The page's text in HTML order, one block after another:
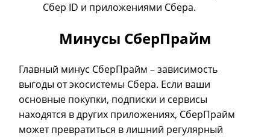
Сбер ID и приложениями Сбера.
Минусы СберПрайм
Главный минус СберПрайм–зависимость
выгоды от экосистемы Сбера. Если ваши
основные покупки, подписки и сервисы
находятся в других приложениях, СберПрайм
может превратиться в лишний регулярный